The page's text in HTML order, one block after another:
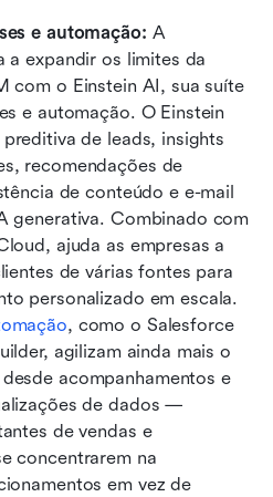
e automação: A
a expandir os limites da
com o Einstein AI, sua suíte
e automação. O Einstein
de leads, insights
recomendações de
de conteúdo e e-mail
generativa. Combinado com
ajuda as empresas a
de várias fontes para
, como o Salesforce
agilizam ainda mais o
acompanhamentos e
de dados —
de vendas e
concentrarem na
em vez de